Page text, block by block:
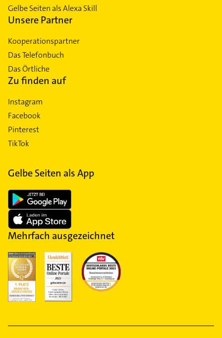
Gelbe Seiten als Alexa Skill
Unsere Partner
Kooperationspartner
Das Telefonbuch
Das Örtliche
Zu finden auf
Instagram
Facebook
Pinterest
TikTok
Gelbe Seiten als App
Mehrfach ausgezeichnet